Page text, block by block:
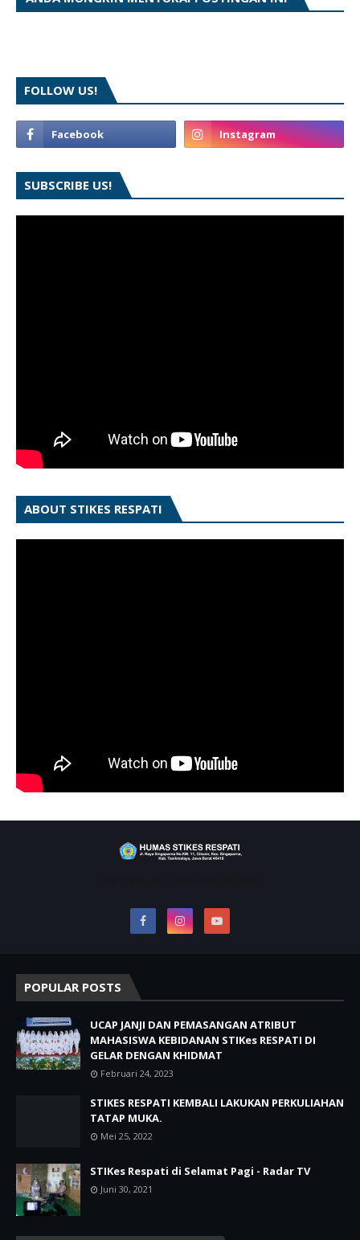
FOLLOW US!
SUBSCRIBE US!
ABOUT STIKES RESPATI
POPULAR POSTS
UCAP JANJI DAN PEMASANGAN ATRIBUT
MAHASISWA KEBIDANAN STIKes RESPATI DI
GELAR DENGAN KHIDMAT
Februari 24, 2023
STIKES RESPATI KEMBALI LAKUKAN PERKULIAHAN
TATAP MUKA.
Mei 25, 2022
STIKes Respati di Selamat Pagi - Radar TV
Juni 30, 2021